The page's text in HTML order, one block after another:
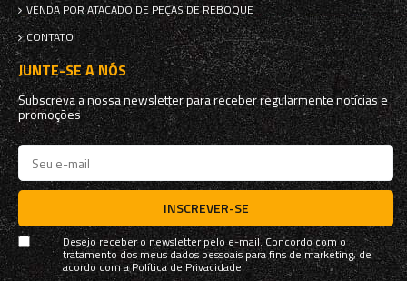
VENDA POR ATACADO DE PEÇAS DE REBOQUE
CONTATO
JUNTE-SE A NÓS
Subscreva a nossa newsletter para receber regularmente notícias e
promoções
INSCREVER-SE
Desejo receber o newsletter pelo e-mail. Concordo com o
tratamento dos meus dados pessoais para fins de marketing, de
acordo com aPolítica de Privacidade